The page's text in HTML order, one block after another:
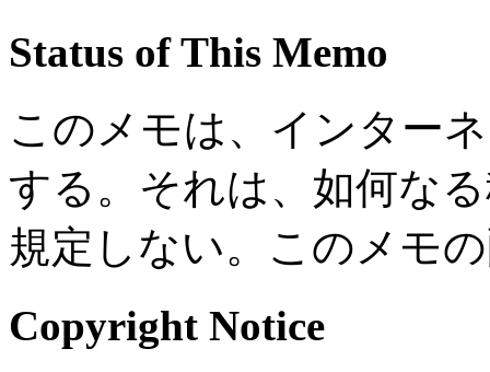
Status of This Memo
このメモは、インター
する。それは、如何な
規定しない。このメモ
Copyright Notice